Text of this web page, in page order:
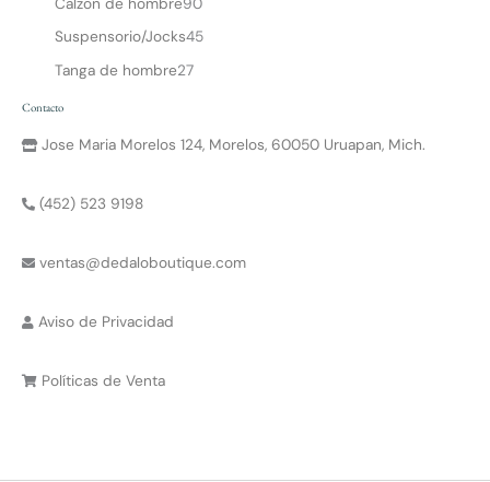
Suspensorio/Jocks45
Tanga de hombre27
Contacto
Jose Maria Morelos 124, Morelos, 60050 Uruapan, Mich.
(452) 523 9198
ventas@dedaloboutique.com
Aviso de Privacidad
Políticas de Venta